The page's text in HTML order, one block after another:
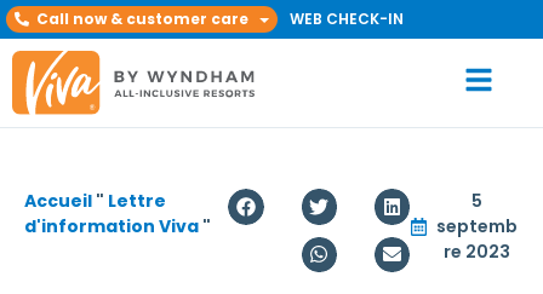
Call now & customer care WEB CHECK-IN
Accueil " Lettre
d'information Viva "
5
septemb
re 2023